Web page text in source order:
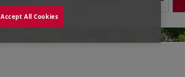
Accept All Cookies